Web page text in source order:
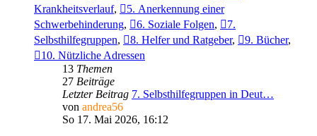
Krankheitsverlauf,
5. Anerkennung einer
Schwerbehinderung, 6. Soziale Folgen,
7.
Selbsthilfegruppen, 8. Helfer und Ratgeber, 9. Bücher,
10. Nützliche Adressen
13 Themen
27 Beiträge
Letzter Beitrag 7. Selbsthilfegruppen in Deut…
von andrea56
So 17. Mai 2026, 16:12